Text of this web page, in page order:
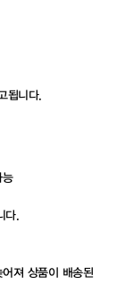
됩니다.
능
다.
져 상품이 배송된